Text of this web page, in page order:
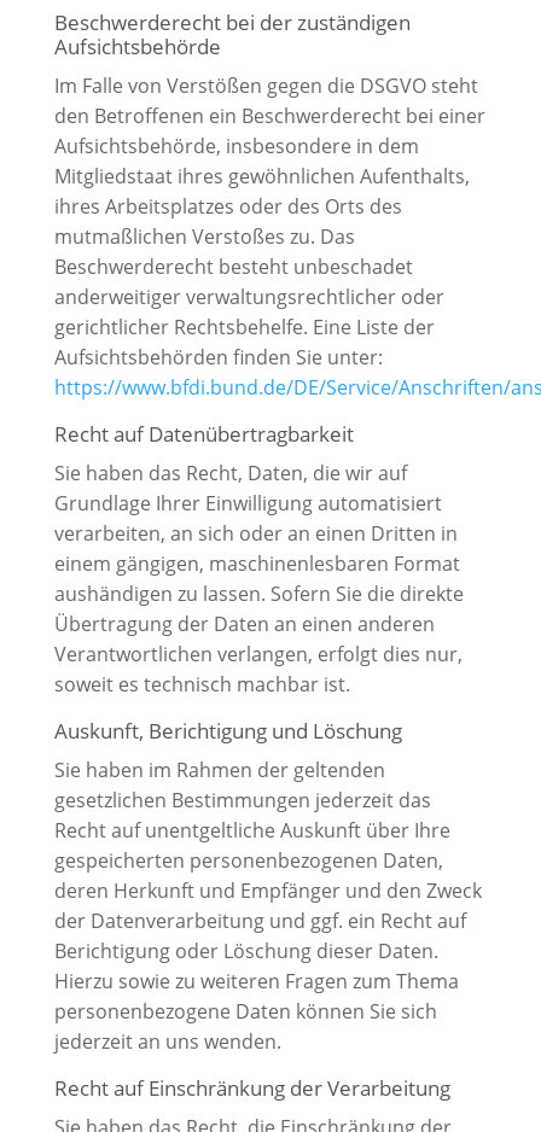
Beschwerderecht bei der zuständigen
Aufsichtsbehörde
Im Falle von Verstößen gegen die DSGVO steht
den Betroffenen ein Beschwerderecht bei einer
Aufsichtsbehörde, insbesondere in dem
Mitgliedstaat ihres gewöhnlichen Aufenthalts,
ihres Arbeitsplatzes oder des Orts des
mutmaßlichen Verstoßes zu. Das
Beschwerderecht besteht unbeschadet
anderweitiger verwaltungsrechtlicher oder
gerichtlicher Rechtsbehelfe. Eine Liste der
Aufsichtsbehörden finden Sie unter:
https://www.bfdi.bund.de/DE/Service/Anschriften/
Recht auf Datenübertragbarkeit
Sie haben das Recht, Daten, die wir auf
Grundlage Ihrer Einwilligung automatisiert
verarbeiten, an sich oder an einen Dritten in
einem gängigen, maschinenlesbaren Format
aushändigen zu lassen. Sofern Sie die direkte
Übertragung der Daten an einen anderen
Verantwortlichen verlangen, erfolgt dies nur,
soweit es technisch machbar ist.
Auskunft, Berichtigung und Löschung
Sie haben im Rahmen der geltenden
gesetzlichen Bestimmungen jederzeit das
Recht auf unentgeltliche Auskunft über Ihre
gespeicherten personenbezogenen Daten,
deren Herkunft und Empfänger und den Zweck
der Datenverarbeitung und ggf. ein Recht auf
Berichtigung oder Löschung dieser Daten.
Hierzu sowie zu weiteren Fragen zum Thema
personenbezogene Daten können Sie sich
jederzeit an uns wenden.
Recht auf Einschränkung der Verarbeitung